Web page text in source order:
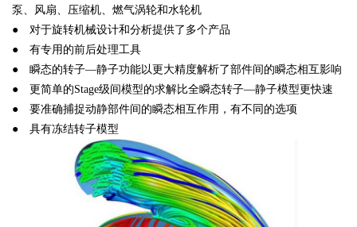
泵、风扇、压缩机、燃气涡轮和水轮机
● 对于旋转机械设计和分析提供了多个产品
● 有专用的前后处理工具
● 瞬态的转子—静子功能以更大精度解析了部件间的瞬态相互影响
● 更简单的Stage级间模型的求解比全瞬态转子—静子模型更快速
● 要准确捕捉动静部件间的瞬态相互作用，有不同的选项
● 具有冻结转子模型